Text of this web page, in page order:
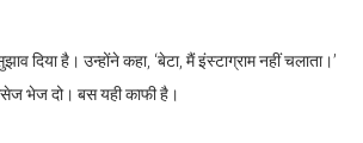
दिया है। उन्होंने कहा, ‘बेटा, मैं इंस्टाग्राम नहीं चलाता।’
भेज दो। बस यही काफी है।